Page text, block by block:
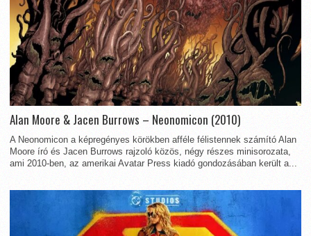
Alan Moore & Jacen Burrows – Neonomicon (2010)
A Neonomicon a képregényes körökben afféle félistennek számító Alan
Moore író és Jacen Burrows rajzoló közös, négy részes minisorozata,
ami 2010-ben, az amerikai Avatar Press kiadó gondozásában került a...